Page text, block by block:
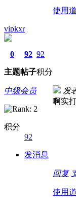
使用
vipkxr
0
主题
92
帖子
92
积分
中级会员
积分
92
发消息
发
啊实
回复
使用